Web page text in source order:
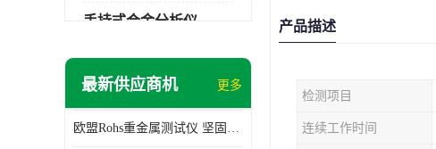
手持式合金分析仪
手持式矿石分析仪
光电直读光谱仪
最新供应商机 更多
欧盟Rohs重金属测试仪 坚固耐用 测试结果清晰显示
产品描述
检测项目
连续工作时间